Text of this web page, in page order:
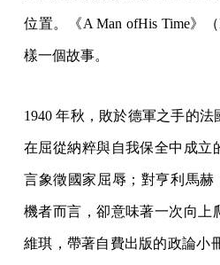
位置。《A Man ofHis Time》
樣一個故事。
1940 年秋，敗於德軍之手的
在屈從納粹與自我保全中成立
言象徵國家屈辱；對亨利馬赫
機者而言，卻意味著一次向上
維琪，帶著自費出版的政論小